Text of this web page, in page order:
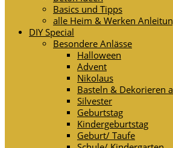
Basics und Tipps
alle Heim & Werken
DIY Special
Besondere Anlässe
Halloween
Advent
Nikolaus
Basteln & Dekorieren
Silvester
Geburtstag
Kindergeburtstag
Geburt/ Taufe